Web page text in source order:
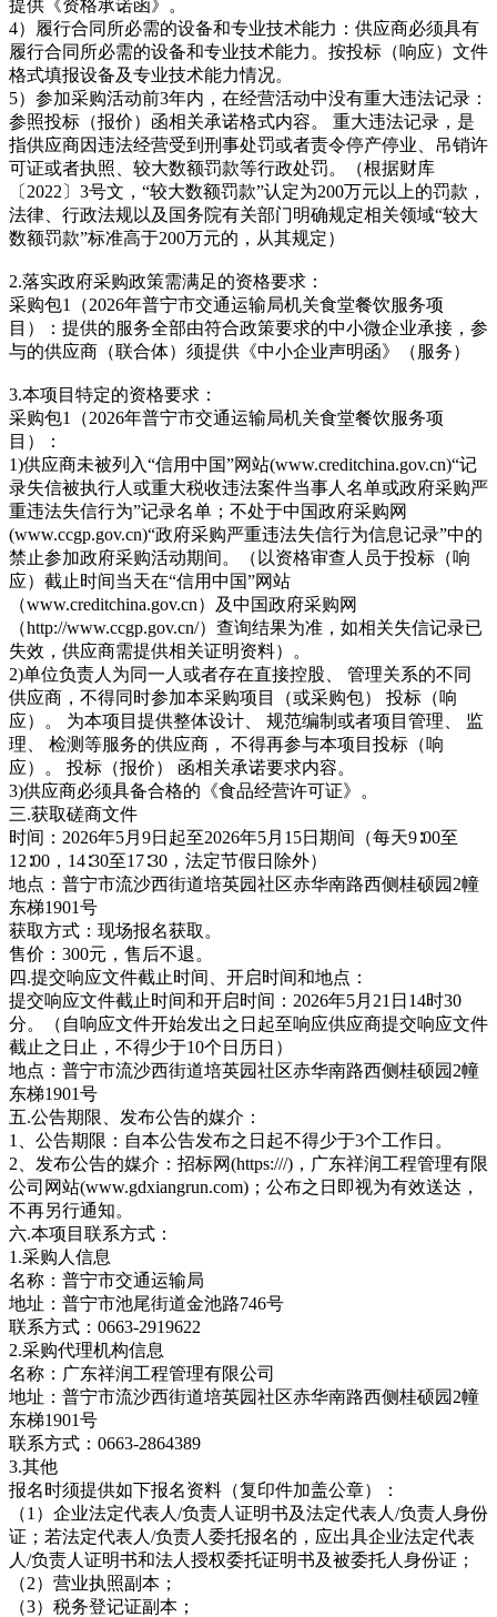
提供《资格承诺函》。
4）履行合同所必需的设备和专业技术能力：供应商必须具有
履行合同所必需的设备和专业技术能力。按投标（响应）文件
格式填报设备及专业技术能力情况。
5）参加采购活动前3年内，在经营活动中没有重大违法记录：
参照投标（报价）函相关承诺格式内容。 重大违法记录，是
指供应商因违法经营受到刑事处罚或者责令停产停业、吊销许
可证或者执照、较大数额罚款等行政处罚。（根据财库
〔2022〕3号文，“较大数额罚款”认定为200万元以上的罚款，
法律、行政法规以及国务院有关部门明确规定相关领域“较大
数额罚款”标准高于200万元的，从其规定）
2.落实政府采购政策需满足的资格要求：
采购包1（2026年普宁市交通运输局机关食堂餐饮服务项
目）：提供的服务全部由符合政策要求的中小微企业承接，参
与的供应商（联合体）须提供《中小企业声明函》（服务）
3.本项目特定的资格要求：
采购包1（2026年普宁市交通运输局机关食堂餐饮服务项
目）：
1)供应商未被列入“信用中国”网站(www.creditchina.gov.cn)“记
录失信被执行人或重大税收违法案件当事人名单或政府采购严
重违法失信行为”记录名单；不处于中国政府采购网
(www.ccgp.gov.cn)“政府采购严重违法失信行为信息记录”中的
禁止参加政府采购活动期间。（以资格审查人员于投标（响
应）截止时间当天在“信用中国”网站
（www.creditchina.gov.cn）及中国政府采购网
（http://www.ccgp.gov.cn/）查询结果为准，如相关失信记录已
失效，供应商需提供相关证明资料）。
2)单位负责人为同一人或者存在直接控股、 管理关系的不同
供应商，不得同时参加本采购项目（或采购包） 投标（响
应）。 为本项目提供整体设计、 规范编制或者项目管理、 监
理、 检测等服务的供应商， 不得再参与本项目投标（响
应）。 投标（报价） 函相关承诺要求内容。
3)供应商必须具备合格的《食品经营许可证》。
三.获取磋商文件
时间：2026年5月9日起至2026年5月15日期间（每天9∶00至
12∶00，14∶30至17∶30，法定节假日除外）
地点：普宁市流沙西街道培英园社区赤华南路西侧桂硕园2幢
东梯1901号
获取方式：现场报名获取。
售价：300元，售后不退。
四.提交响应文件截止时间、开启时间和地点：
提交响应文件截止时间和开启时间：2026年5月21日14时30
分。（自响应文件开始发出之日起至响应供应商提交响应文件
截止之日止，不得少于10个日历日）
地点：普宁市流沙西街道培英园社区赤华南路西侧桂硕园2幢
东梯1901号
五.公告期限、发布公告的媒介：
1、公告期限：自本公告发布之日起不得少于3个工作日。
2、发布公告的媒介：招标网(https:///)，广东祥润工程管理有限
公司网站(www.gdxiangrun.com)；公布之日即视为有效送达，
不再另行通知。
六.本项目联系方式：
1.采购人信息
名称：普宁市交通运输局
地址：普宁市池尾街道金池路746号
联系方式：0663-2919622
2.采购代理机构信息
名称：广东祥润工程管理有限公司
地址：普宁市流沙西街道培英园社区赤华南路西侧桂硕园2幢
东梯1901号
联系方式：0663-2864389
3.其他
报名时须提供如下报名资料（复印件加盖公章）：
（1）企业法定代表人/负责人证明书及法定代表人/负责人身份
证；若法定代表人/负责人委托报名的，应出具企业法定代表
人/负责人证明书和法人授权委托证明书及被委托人身份证；
（2）营业执照副本；
（3）税务登记证副本；